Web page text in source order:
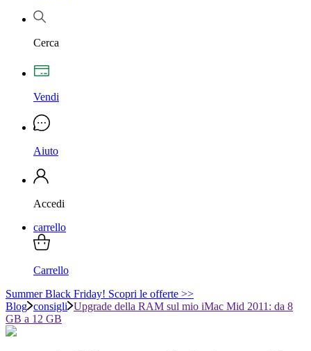
Cerca
Vendi
Aiuto
Accedi
carrello
Carrello
Summer Black Friday! Scopri le offerte >>
Blog consigli Upgrade della RAM sul mio iMac Mid 2011: da 8
GB a 12 GB